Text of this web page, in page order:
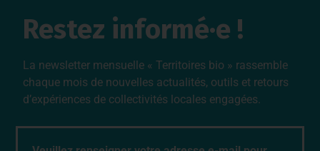
Restez informé·e !
La newsletter mensuelle « Territoires bio » rassemble
chaque mois de nouvelles actualités, outils et retours
d’expériences de collectivités locales engagées.